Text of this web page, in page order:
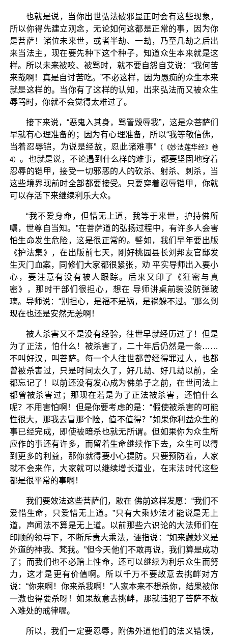
也就是说，当你出世弘法破邪显正时会有这些现象，
所以你得先建立观念，无论如何这都是正常的事，因为你
是菩萨！诸位未来世，或者半劫、一劫，乃至几劫之后出
来当法主，现在要先种下这个种子，知道众生本来就是这
样。所以未来被咬、被骂时，就不要自怨自艾说：“我何苦
来哉啊！真是自讨苦吃。”不必这样，因为愚痴的众生本来
就是这样的。当你有了这样的认知，出来弘法而又被众生
辱骂时，你就不会觉得太难过了。
接下来说，“恶鬼入其身，骂詈毁辱我”，这是众菩萨们
早就有心理准备的；因为有心理准备，所以“我等敬信佛，
当着忍辱铠，为说是经故，忍此诸难事”（《妙法莲华经》卷
4）。也就是说，不论遇到什么样的难事，都要坚固地穿着
忍辱的铠甲，接受一切邪恶的人的砍杀、射杀、刺杀，当
这些境界现前时全部都要接受。只要穿着忍辱铠甲，你就
可以存活下来继续利乐大众。
“我不爱身命，但惜无上道，我等于来世，护持佛所
嘱，世尊自当知。”在菩萨道的弘扬过程中，有许多人会害
怕生命发生危险，这是很正常的。譬如，我们早年要出版
《护法集》，在出版前七天，刚好桃园县长刘邦友官邸发
生灭门血案，同修们大家都很紧张，劝 平实导师出入要小
心，要注意有没有被人跟踪。后来又印了《狂密与真
密》，那时干部们很担心，想在 导师讲桌前装设防弹玻
璃。导师说：“别担心，是福不是祸，是祸躲不过。”那么到
现在也还是安然无恙啊！
被人杀害又不是没有经验，往世早就经历过了！但是
为了正法，怕什么！被杀害了，二十年后仍然是一条……
不叫好汉，叫菩萨。每一个人往世都曾经得罪过人，也都
曾被杀害过，只是时间太久了，好几劫、好几劫以前，全
都忘记了！以前还没有发心成为佛弟子之前，在世间法上
都曾被杀害过；那现在若是为了正法被杀害，还怕什么
呢？不用害怕啊！但是你要考虑的是：“假使被杀害的可能
性很大，那我去冒那个险，值不值得？”如果你利益众生的
事已经完成，即使被暗杀也就无所谓。但如果你为众生所
应作的事还有许多，而留着生命继续作下去，众生可以得
到更多的利益，那你就得要小心提防。只要预防着，人家
就不会来作，大家就可以继续增长道业，在末法时代这些
都是很平常的事啊！
我们要效法这些菩萨们，敢在 佛前这样发愿：“我们不
爱惜生命，只爱惜无上道。”只有大乘妙法才能说是无上
道，声闻法不算是无上道。以前那些六识论的大法师们在
印顺的领导下，不断斥责大乘法，诬指说：“如来藏妙义是
外道的神我、梵我。”但今天他们不敢再说，我们算是成功
了；而我们也不必赔上性命，还可以继续为利乐众生而努
力，这才是更有价值啊。所以千万不要故意去挑衅对方
说：“你来啊！你来杀我啊！”人家本来不想杀你，结果被你
一激也得要杀呀！如果故意去挑衅，那就违犯了菩萨不故
入难处的戒律喔。
所以，我们一定要忍辱，附佛外道他们的法义错误，